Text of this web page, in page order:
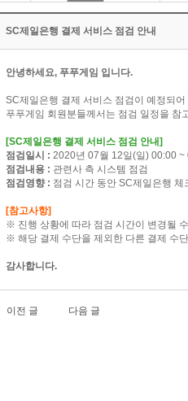
SC제일은행 결제 서비스 점검 안내
안녕하세요, 푸푸게임 입니다.
SC제일은행 결제 서비스 점검이 예정되어
푸푸게임 회원분들께서는 점검 일정을 참
[SC제일은행 결제 서비스 점검 안내]
점검일시 : 2020년 07월 12일(일) 00:00 ~
점검내용 : 관련사 측 시스템 점검
점검영향 : 점검 시간 동안 SC제일은행
[참고사항]
※ 진행 상황에 따라 점검 시간이 변경될
※ 해당 결제 수단을 제외한 다른 결제 수
감사합니다.
이전 글 다음 글